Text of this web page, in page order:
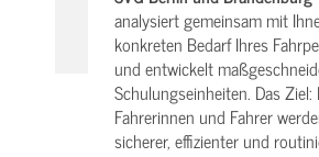
analysiert gemeinsam mit
konkreten Bedarf Ihres
und entwickelt
Schulungseinheiten. Das Ziel:
Fahrerinnen und Fahrer
sicherer, effizienter und